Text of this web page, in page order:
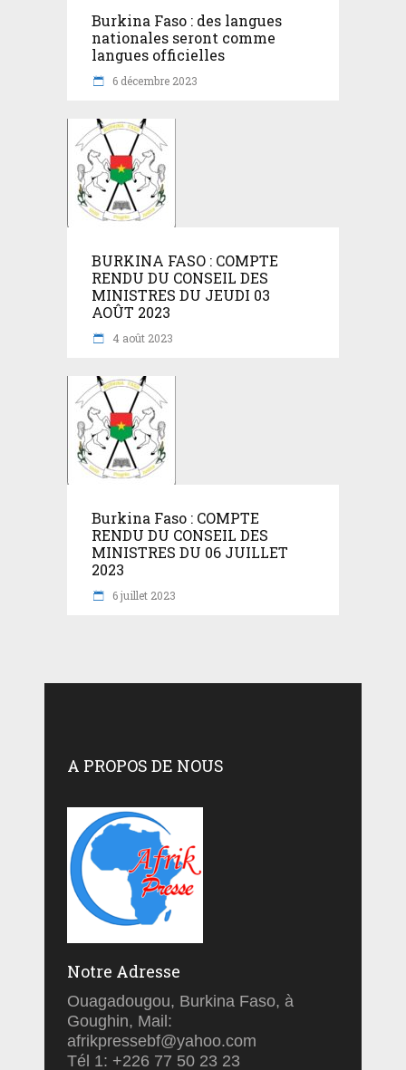
Burkina Faso : des langues
nationales seront comme
langues officielles
6 décembre 2023
BURKINA FASO : COMPTE
RENDU DU CONSEIL DES
MINISTRES DU JEUDI 03
AOÛT 2023
4 août 2023
Burkina Faso : COMPTE
RENDU DU CONSEIL DES
MINISTRES DU 06 JUILLET
2023
6 juillet 2023
A PROPOS DE NOUS
Notre Adresse
Ouagadougou, Burkina Faso, à
Goughin, Mail:
afrikpressebf@yahoo.com
Tél 1: +226 77 50 23 23